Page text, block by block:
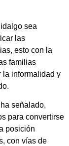
sea
las
esto con la
familias
la informalidad y
señalado,
para convertirse
posición
con vías de